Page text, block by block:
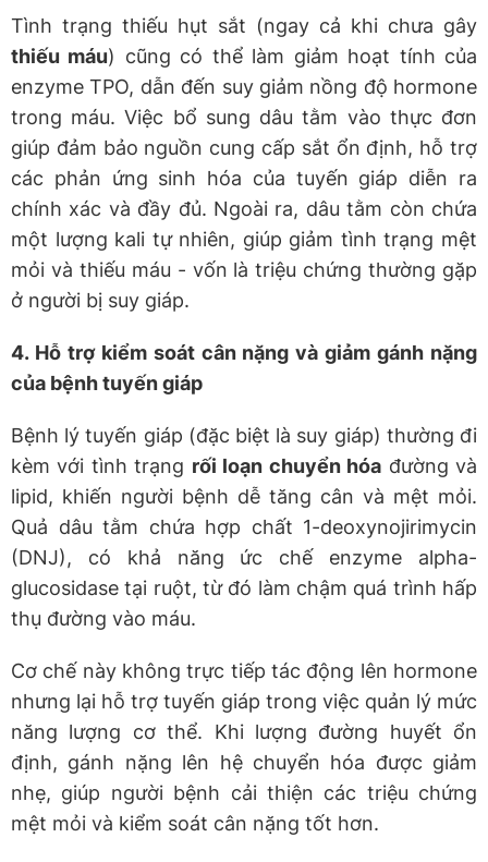
Tình trạng thiếu hụt sắt (ngay cả khi chưa gây
thiếu máu) cũng có thể làm giảm hoạt tính của
enzyme TPO, dẫn đến suy giảm nồng độ hormone
trong máu. Việc bổ sung dâu tằm vào thực đơn
giúp đảm bảo nguồn cung cấp sắt ổn định, hỗ trợ
các phản ứng sinh hóa của tuyến giáp diễn ra
chính xác và đầy đủ. Ngoài ra, dâu tằm còn chứa
một lượng kali tự nhiên, giúp giảm tình trạng mệt
mỏi và thiếu máu - vốn là triệu chứng thường gặp
ở người bị suy giáp.
4. Hỗ trợ kiểm soát cân nặng và giảm gánh nặng
của bệnh tuyến giáp
Bệnh lý tuyến giáp (đặc biệt là suy giáp) thường đi
kèm với tình trạng rối loạn chuyển hóa đường và
lipid, khiến người bệnh dễ tăng cân và mệt mỏi.
Quả dâu tằm chứa hợp chất 1-deoxynojirimycin
(DNJ), có khả năng ức chế enzyme alpha-
glucosidase tại ruột, từ đó làm chậm quá trình hấp
thụ đường vào máu.
Cơ chế này không trực tiếp tác động lên hormone
nhưng lại hỗ trợ tuyến giáp trong việc quản lý mức
năng lượng cơ thể. Khi lượng đường huyết ổn
định, gánh nặng lên hệ chuyển hóa được giảm
nhẹ, giúp người bệnh cải thiện các triệu chứng
mệt mỏi và kiểm soát cân nặng tốt hơn.